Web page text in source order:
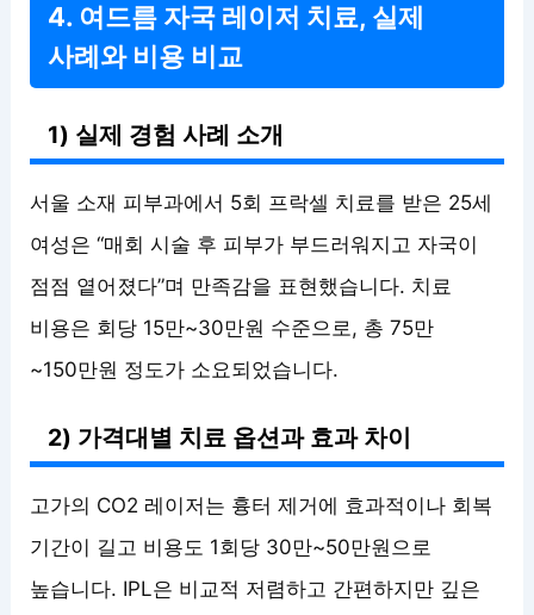
4. 여드름 자국 레이저 치료, 실제
사례와 비용 비교
1) 실제 경험 사례 소개
서울 소재 피부과에서 5회 프락셀 치료를 받은 25세
여성은 “매회 시술 후 피부가 부드러워지고 자국이
점점 옅어졌다”며 만족감을 표현했습니다. 치료
비용은 회당 15만~30만원 수준으로, 총 75만
~150만원 정도가 소요되었습니다.
2) 가격대별 치료 옵션과 효과 차이
고가의 CO2 레이저는 흉터 제거에 효과적이나 회복
기간이 길고 비용도 1회당 30만~50만원으로
높습니다. IPL은 비교적 저렴하고 간편하지만 깊은